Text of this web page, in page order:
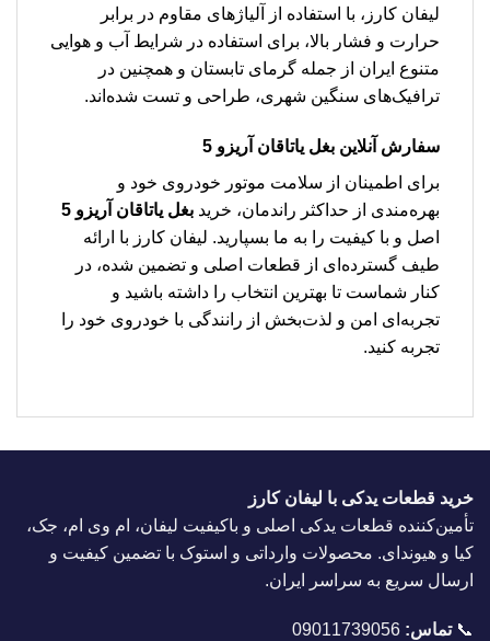
لیفان کارز، با استفاده از آلیاژهای مقاوم در برابر
حرارت و فشار بالا، برای استفاده در شرایط آب و هوایی
متنوع ایران از جمله گرمای تابستان و همچنین در
ترافیک‌های سنگین شهری، طراحی و تست شده‌اند.
سفارش آنلاین بغل یاتاقان آریزو 5
برای اطمینان از سلامت موتور خودروی خود و
بهره‌مندی از حداکثر راندمان، خرید بغل یاتاقان آریزو 5
اصل و با کیفیت را به ما بسپارید. لیفان کارز با ارائه
طیف گسترده‌ای از قطعات اصلی و تضمین شده، در
کنار شماست تا بهترین انتخاب را داشته باشید و
تجربه‌ای امن و لذت‌بخش از رانندگی با خودروی خود را
تجربه کنید.
خرید قطعات یدکی با لیفان کارز
تأمین‌کننده قطعات یدکی اصلی و باکیفیت لیفان، ام وی ام، جک،
کیا و هیوندای. محصولات وارداتی و استوک با تضمین کیفیت و
ارسال سریع به سراسر ایران.
📞تماس: 09011739056